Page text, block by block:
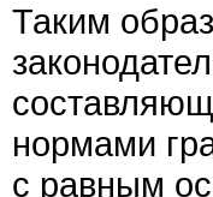
Таким
нормами
с равным